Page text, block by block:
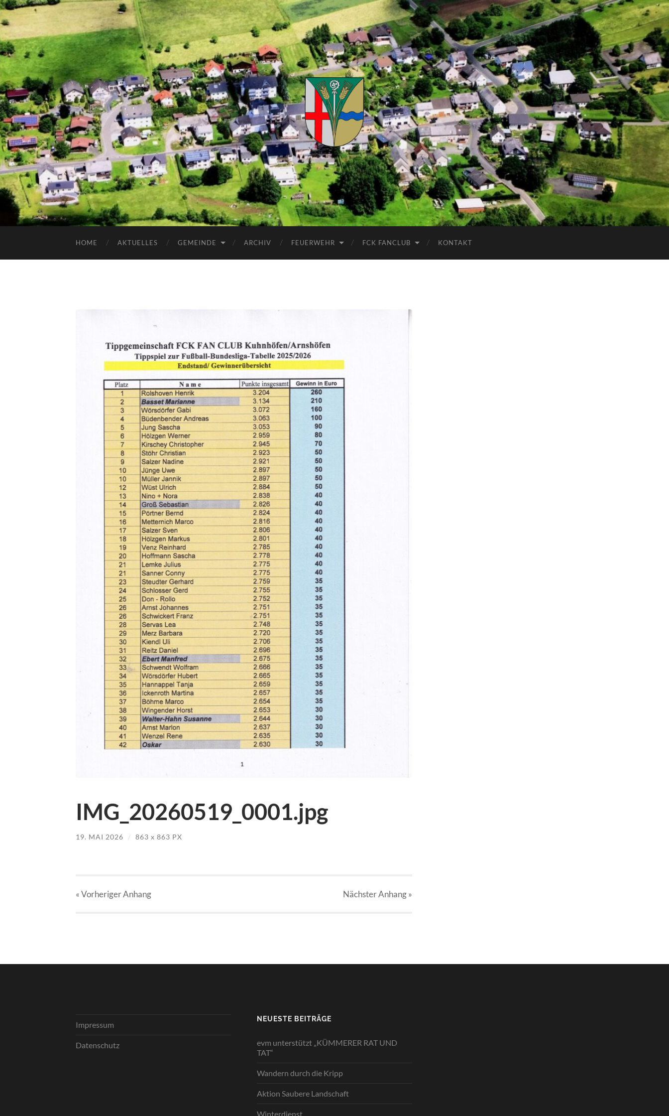
Kuhnhöfen
HOME AKTUELLES GEMEINDE ARCHIV FEUERWEHR FCK FANCLUB KONTAKT
IMG_20260519_0001.jpg
19. MAI 2026 / 863 x 863 PX
« VorherigerAnhang NächsterAnhang»
Impressum
Datenschutz
NEUESTE BEITRÄGE
evm unterstützt „KÜMMERER RAT UND
TAT“
Wandern durch die Kripp
Aktion Saubere Landschaft
Winterdienst